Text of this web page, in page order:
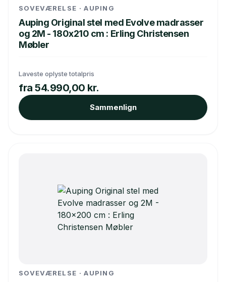
SOVEVÆRELSE · AUPING
Auping Original stel med Evolve madrasser
og 2M - 180x210 cm : Erling Christensen
Møbler
Laveste oplyste totalpris
fra 54.990,00 kr.
Sammenlign
SOVEVÆRELSE · AUPING